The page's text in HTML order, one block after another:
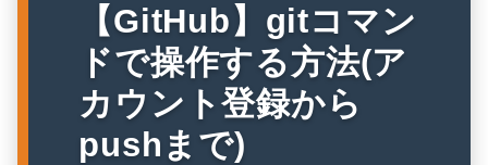
【GitHub】gitコマン
ドで操作する方法(ア
カウント登録から
pushまで)